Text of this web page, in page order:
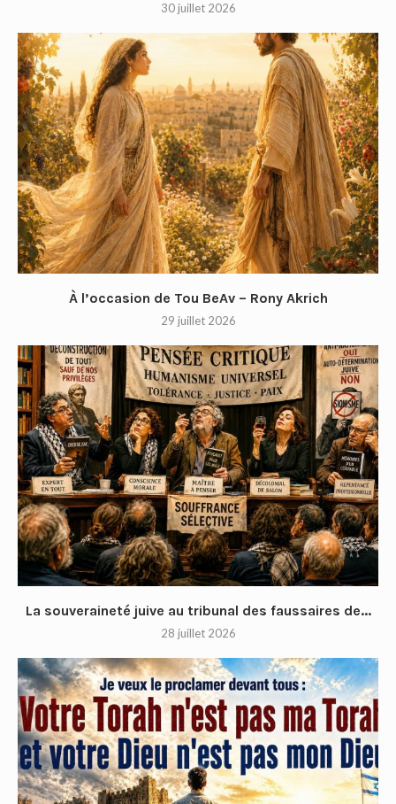
30 juillet 2026
À l’occasion de Tou BeAv – Rony Akrich
29 juillet 2026
La souveraineté juive au tribunal des faussaires de...
28 juillet 2026